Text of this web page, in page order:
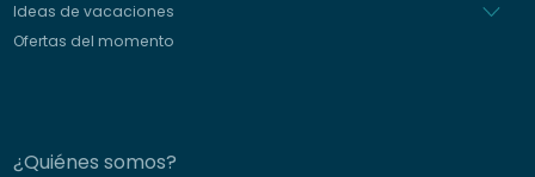
Ideas de vacaciones
Ofertas del momento
¿Quiénes somos?